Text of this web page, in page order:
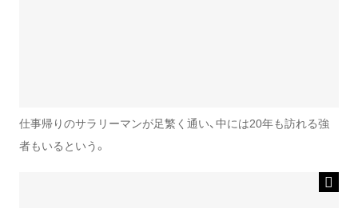
仕事帰りのサラリーマンが足繁く通い、中には20年も訪れる強
者もいるという。